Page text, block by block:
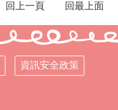
回上一頁 回最上面
資訊安全政策